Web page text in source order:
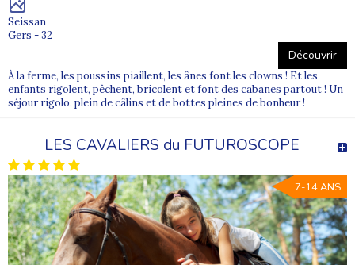
Seissan
Gers - 32
Découvrir
À la ferme, les poussins piaillent, les ânes font les clowns ! Et les
enfants rigolent, pêchent, bricolent et font des cabanes partout ! Un
séjour rigolo, plein de câlins et de bottes pleines de bonheur !
LES CAVALIERS du FUTUROSCOPE
7-14 ANS